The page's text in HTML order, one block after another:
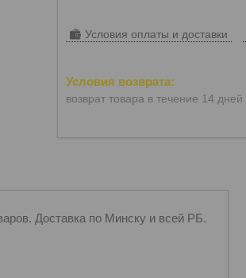
Условия оплаты и доставки
возврат товара в течение 14 дней
Доставка по Минску и всей РБ.